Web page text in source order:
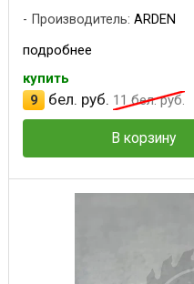
Производитель: ARDEN
подробнее
купить
9
бел. руб. 11 бел. руб.
В корзину